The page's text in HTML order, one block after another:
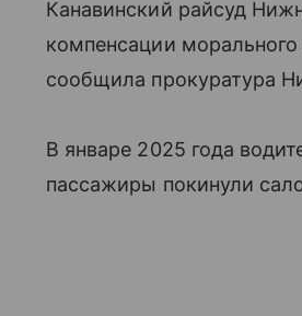
Канавинский райсуд
компенсации морального
сообщила прокуратура
В январе 2025 года
пассажиры покинули